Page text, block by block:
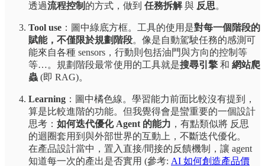
透過流程控制 的方式，做到 任務拆解與 反思。
Tool use ：圖中綠底方框。工具的使用是對每一個階段的
賦能，不僅限於規劃階段。像是自動駕駛任務的感測可
能來自各種 sensors，行動則包括油門與方向的控制等
等…。規劃階段最常使用的工具就是搜尋引擎 和 網站爬
蟲 (即 RAG)。
Learning ：圖中橘色線。學習能力前面比較沒有提到，
算是比較進階的功能。但我覺得會是蠻重要的一個設計
思考： 如何迭代優化 Agent 的能力 ，有點類似將 反思
的迴圈套用到與外部世界的互動上，不斷迭代優化。
在產品設計當中，置入直接/間接的反饋機制，讓 agent
知道每一次的產出是否實用 (參考: AI 如何創造產品價